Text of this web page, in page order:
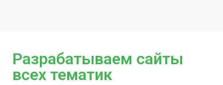
Разрабатываем сайты
всех тематик